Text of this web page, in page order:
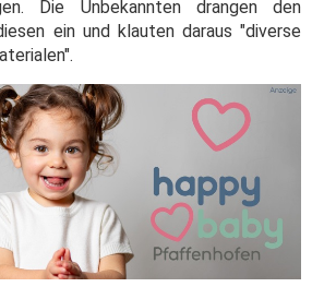
Die Unbekannten drangen den
ein und klauten daraus "diverse